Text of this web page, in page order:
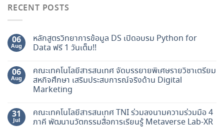
RECENT POSTS
06
Aug
หลักสูตรวิทยาการข้อมูล DS เปิดอบรม Python for
Data ฟรี 1 วันเต็ม!!
06
Aug
คณะเทคโนโลยีสารสนเทศ จัดบรรยายพิเศษรายวิชาเตรียม
สหกิจศึกษา เสริมประสบการณ์จริงด้าน Digital
Marketing
31
Jul
คณะเทคโนโลยีสารสนเทศ TNI ร่วมลงนามความร่วมมือ 4
ภาคี พัฒนานวัตกรรมสื่อการเรียนรู้ Metaverse Lab-XR